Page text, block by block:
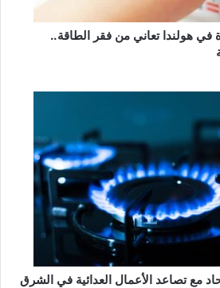
هولندا تعاني من فقر الطاقة..
مع تصاعد الأعمال العدائية في الشرق